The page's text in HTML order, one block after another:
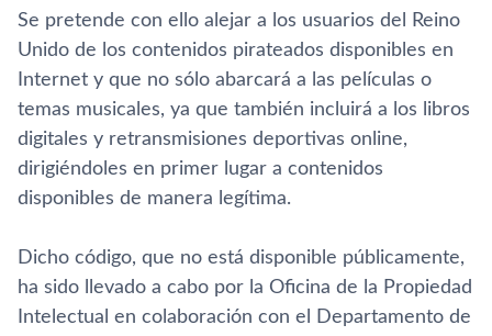
Se pretende con ello alejar a los usuarios del Reino
Unido de los contenidos pirateados disponibles en
Internet y que no sólo abarcará a las pelí­culas o
temas musicales, ya que también incluirá a los libros
digitales y retransmisiones deportivas online,
dirigiéndoles en primer lugar a contenidos
disponibles de manera legí­tima.
Dicho código, que no está disponible públicamente,
ha sido llevado a cabo por la Oficina de la Propiedad
Intelectual en colaboración con el Departamento de